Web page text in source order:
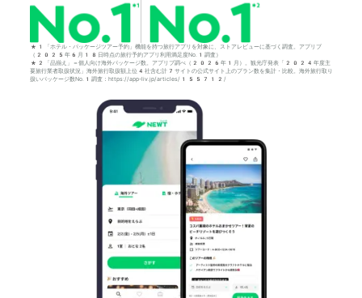
*1「ホテル・パッケージツアー予約」機能を持つ旅行アプリを対象に、ストアレビューに基づく調査。アプリブ
（2025年6月18日時点の旅行予約アプリ利用満足度No.1調査）
*2「品揃え」＝個人向け海外パッケージ数。アプリブ調べ（2026年1月）。観光庁発表「2024年度主
要旅行業者取扱状況」海外旅行取扱額上位4社含む計7サイトの公式サイト上のプラン数を集計・比較。海外旅行取り
扱いパッケージ数No.1調査：https://app-liv.jp/articles/155712/